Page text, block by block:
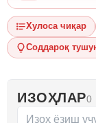
Хулоса чиқар
Соддароқ
ИЗОҲЛАР0